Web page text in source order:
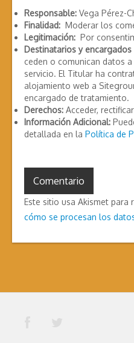
Responsable: Vega Pérez-
Finalidad: Moderar los
Legitimación: Por
Destinatarios y
ceden o comunican datos
servicio. El Titular ha
alojamiento web a
encargado de tratamiento.
Derechos: Acceder,
Información Adicional:
detallada en la Política de
Este sitio usa Akismet para
cómo se procesan los